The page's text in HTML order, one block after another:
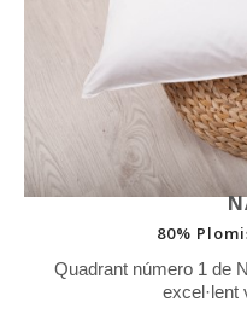
80%
Quadrant número 1 de
excel·lent